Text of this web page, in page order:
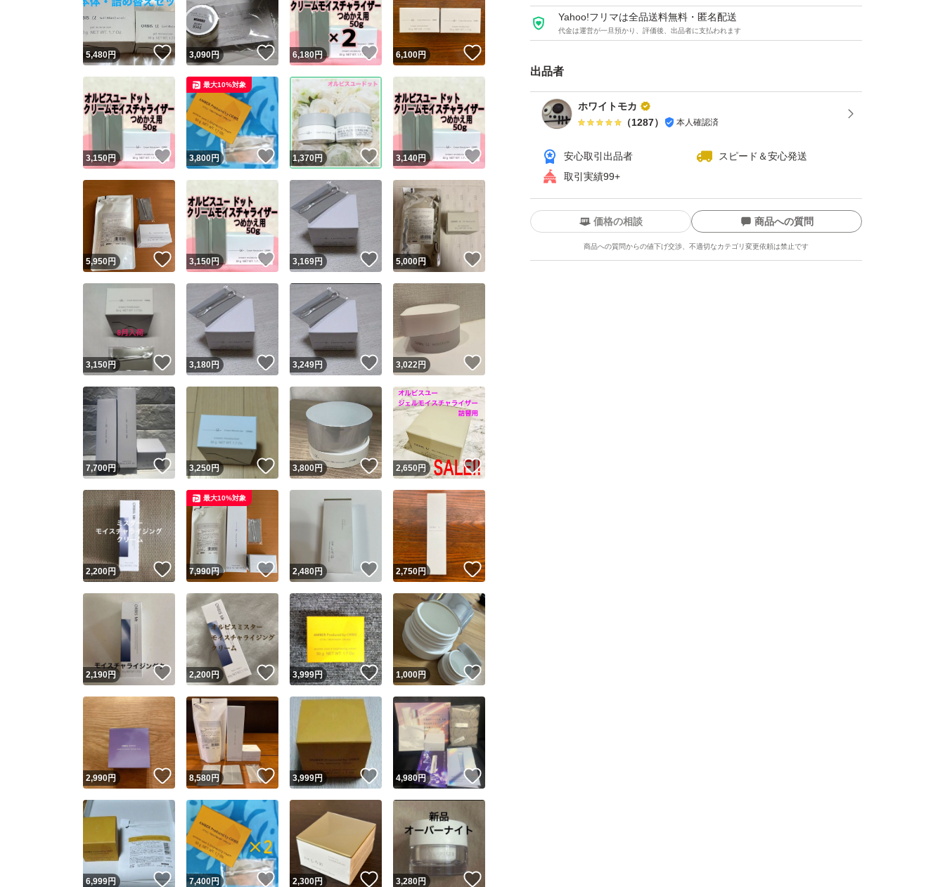
Yahoo!フリマは全品送料無料・匿名配送
代金は運営が一旦預かり、評価後、出品者に支払われます
出品者
ホワイトモカ
（1287） 本人確認済
安心取引出品者
スピード＆安心発送
取引実績99+
ユーザーの実績について
Yahoo!フリマが定めた一定の基準を満たしたユーザーにバッジを付与しています
安心取引出品者
安心取引出品者 Yahoo!フリマの基準をクリアした安心・安全なユーザーです
取引実績
取引実績◯+ このユーザーはYahoo!フリマの取引を完了させた実績があります
他フリマ実績◯+ このユーザーは他フリマサービスでの取引実績があります
スピード&安心発送
※このバッジは実績に基づく表示であり、発送を保証しているものではありません
スピード＆安心発送
このユーザーは高頻度で24時間以内＆設定した発送日数内に発送してい
ます
スピード発送 このユーザーは高頻度で24時間以内に発送しています
安心発送 このユーザーは設定した発送日数内に発送しています
価格の相談 商品への質問
商品への質問からの値下げ交渉、不適切なカテゴリ変更依頼は禁止です
この商品の情報をコピーします
商品画像の無断転載は禁止されています
コピーは
1商品につき1回です
出品ページへ
キャンセル
5,480円 いいね！
3,090円 いいね！
6,180円 いいね！
6,100円 いいね！
3,150円 いいね！
3,800円 いいね！
最大10%対象
1,370円 いいね！
3,140円
5,950円 いいね！
3,150円 いいね！
3,169円 いいね！
5,000円 いいね！
3,150円 いいね！
3,180円 いいね！
3,249円 いいね！
3,022円
7,700円 いいね！
3,250円 いいね！
3,800円 いいね！
2,650円 いいね！
2,200円 いいね！
7,990円 いいね！
最大10%対象
2,480円 いいね！
2,750円 いいね！
2,190円 いいね！
2,200円 いいね！
3,999円 いいね！
1,000円
2,990円 いいね！
8,580円 いいね！
3,999円 いいね！
4,980円
6,999円 いいね！
7,400円 いいね！
2,300円 いいね！
3,280円